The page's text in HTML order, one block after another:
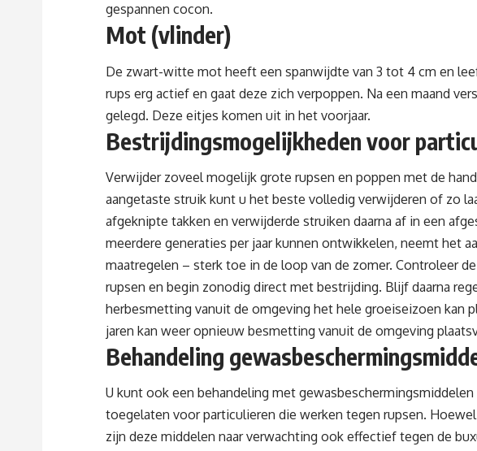
gespannen cocon.
Mot (vlinder)
De zwart-witte mot heeft een spanwijdte van 3 tot 4 cm en
rups erg actief en gaat deze zich verpoppen. Na een maand
gelegd. Deze eitjes komen uit in het voorjaar.
Bestrijdingsmogelijkheden voor
Verwijder zoveel mogelijk grote rupsen en poppen met de
aangetaste struik kunt u het beste volledig verwijderen of zo
afgeknipte takken en verwijderde struiken daarna af in een
meerdere generaties per jaar kunnen ontwikkelen, neemt het
maatregelen – sterk toe in de loop van de zomer. Controleer
rupsen en begin zonodig direct met bestrijding. Blijf daarna
herbesmetting vanuit de omgeving het hele groeiseizoen kan
jaren kan weer opnieuw besmetting vanuit de omgeving
Behandeling
U kunt ook een behandeling met
toegelaten voor particulieren die werken tegen rupsen.
zijn deze middelen naar verwachting ook effectief tegen de